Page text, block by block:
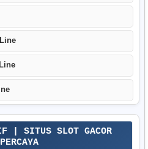
| SITUS SLOT GACOR